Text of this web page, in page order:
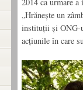
„Hrăneşte un
instituţii şi ONG-
acţiunile în care